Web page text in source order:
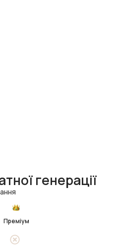
генерації
Преміум